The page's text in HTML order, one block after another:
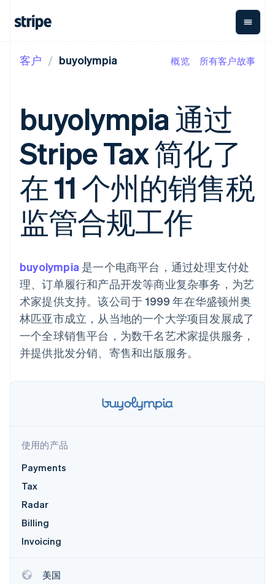
支付
Managed
Payments
方案
Payment links
无代码支付
Checkout
预构建支付界
面
Elements
methods
接入 125+ 种支
付方式
Terminal
线下支付
Authorization
Boost
支付成功率优
化
加速结账
营收
经常性收入
Metronome
按用量计费
Subscriptions
订阅管理
Invoicing
一次性或定期
账单
Tax
销售税和增值
税自动化
会计自动化
Stripe Sigma
自定义报告
Data Pipeline
数据同步
资金管理
企业财务
Global
Payouts
向第三方
打款
Capital
企业融资
可嵌入的
加密货币
购买
更多
Product roadmap
了解未来规划
Radar
欺诈防范
Atlas
Climate
按企业阶段
按应用场景
智能体商务
加密货币
电子商务
嵌入式金融
财务自动化
全球化企业
应用内支付
资金管理
平台
SaaS
按行业
AI 企业
游戏
保险
媒体与娱乐
文档
库与 SDK
Stripe Apps
接受线上付款
实施预置结账流程
构建平台或交易市场
管理订阅
提供按用量计费
通过智能体配置和管理服
务
资源
应用集成
代码示例
API 状态
学习
获取支持
托管支持方案
专业服务
产品路线图
Sessions 年度大会
招聘
资讯中心
Stripe Press
联系销售
成为合作伙伴
客户 buyolympia 概览 所有客户故事
buyolympia 通过
Stripe Tax 简化了
在 11 个州的销售税
监管合规工作
buyolympia 是一个电商平台，通过处理支付处
理、订单履行和产品开发等商业复杂事务，为艺
术家提供支持。该公司于 1999 年在华盛顿州奥
林匹亚市成立，从当地的一个大学项目发展成了
一个全球销售平台，为数千名艺术家提供服务，
并提供批发分销、寄售和出版服务。
使用的产品
Payments
Tax
Radar
Billing
Invoicing
美国